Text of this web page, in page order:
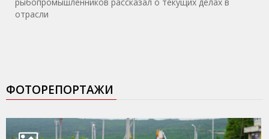
отрасли
ФОТОРЕПОРТАЖИ